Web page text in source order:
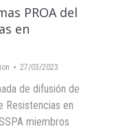
PROA del
en
27/03/2023
de difusión de
Resistencias en
miembros